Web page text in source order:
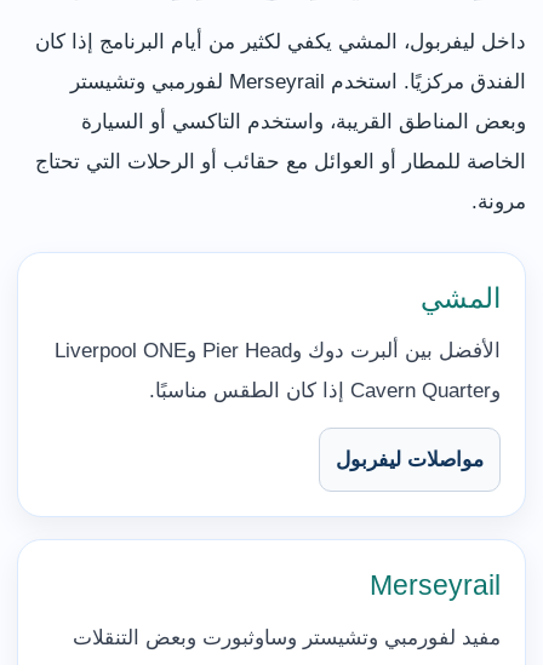
داخل ليفربول، المشي يكفي لكثير من أيام البرنامج إذا كان
الفندق مركزيًا. استخدم Merseyrail لفورمبي وتشيستر
وبعض المناطق القريبة، واستخدم التاكسي أو السيارة
الخاصة للمطار أو العوائل مع حقائب أو الرحلات التي تحتاج
مرونة.
المشي
الأفضل بين ألبرت دوك وPier Head وLiverpool ONE
وCavern Quarter إذا كان الطقس مناسبًا.
مواصلات ليفربول
Merseyrail
مفيد لفورمبي وتشيستر وساوثبورت وبعض التنقلات